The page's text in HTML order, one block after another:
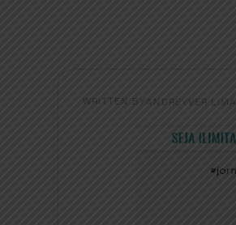
WRITTEN BY ANDREYVER LIMA